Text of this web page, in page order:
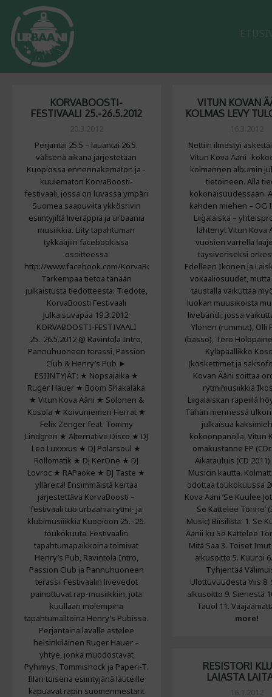
KORVABOOSTI-
FESTIVAALI 25.-26.5.2012
Perjantai 25.5 – lauantai 26.5.
välisenä aikana järjestetään
Kuopiossa ennennäkemätön ja -
kuulematon KorvaBoosti-
festivaali, jossa on luvassa ympäri
Suomea saapuvilta ykkösrivin
esiintyjiltä liveräppiä ja urbaania
musiikkia. Liity tapahtuman
tykkääjiin facebookissa
osoitteessa
http://www.facebook.com/KorvaBoostiFestivaali.
Tarkempaa tietoa tänään
julkaistusta tiedotteesta: Tiedote,
KorvaBoosti Festivaali
Julkaisuvapaa 19.3.2012.
KORVABOOSTI-FESTIVAALI
25.-26.5.2012 @ Ravintola Intro,
Pannuhuoneen terassi, Passion
Club & Henry’s Pub ►
ESIINTYJÄT: ★ Nopsajalka ★
Ruger Hauer ★ Boom Shakalaka
★ Vitun Kova Ääni ★ Solonen &
Kosola ★ Koivuniemen Herrat ★
Felix Zenger feat. Tommy
Lindgren ★ Alternative Disco ★ DJ
Leo Luxxxus ★ DJ Polarsoul ★
Rollomatik ★ DJ KerOne ★ DJ
Lovroc ★ RAPaoke ★ DJ Taste ★
ylläreitä! Ensimmäistä kertaa
järjestettävä KorvaBoosti –
festivaali tuo urbaania rytmi- ja
klubimusiiikkia Kuopioon 25.–26.
toukokuuta. Festivaalin
tapahtumapaikkoina toimivat
Henry’s Pub, Ravintola Intro,
Passion Club ja Pannuhuoneen
terassi. Festivaalin livevedot
painottuvat rap-musiikkiin, jota
kuullaan molempina
tapahtumailtoina Henry’s Pubissa.
Perjantaina lavalle astelee
helsinkiläinen Ruger Hauer –
yhtye, jonka muodostavat
Pyhimys, Tommishock ja Paperi-T.
Illan toisena esiintyjänä lauteille
kapuavat rapin suomenmestarit
VITUN KOVAN
KOLMAS LEVY
Nettiin ilmestyi
Vitun Kova Ääni -
kolmannen albumin
tietoineen. Alla
kokonaisuudessaan.
kahden miehen – OG
Liigalaiska –
lähtenyt Vitun Kova
vuosien varrella
täysiveriseksi
Edelleen Ikonen ja
vokaaliosuudet,
taustalla vaikuttaa
luokan muusikoista
livebändi, jossa
Ylönen (rummut), Olli
(basso), Tero
Kyläpäällikkö
(koskettimet ja
Kovan Ääni soittaa
rytmimusiikkia
Liigalaiskan räpeillä
Tähän mennessä
julkaisua
kokoonpanolla, Vitun
omakustanne EP
Aikatauluis (CD
Musicin kautta.
odottaa toukokuussa
Kova Ääni ’Se Kuulee
Se Kattelee Tonne’
Music) Biisilista: 1. Se
Äänii ku Se Kattelee
Mitä Saa 3. Toiset
alkusoitto 5. Kuuroi
Tyhjentää
Ulottuvuudesta Viis 8.
alkusoitto 9. Sienestä
Tauol 11.
more!
RESISTORI
LAIASTA